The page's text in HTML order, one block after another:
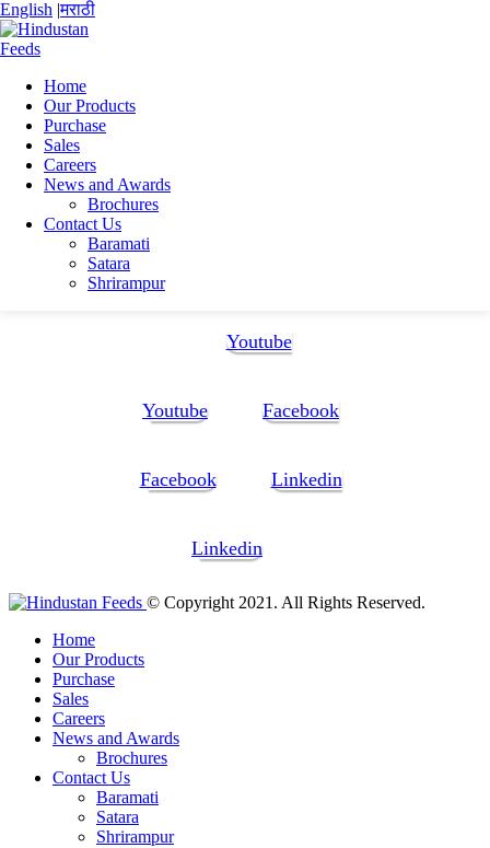
English |मराठी
Home
Our Products
Purchase
Sales
Careers
News and Awards
Brochures
Contact Us
Baramati
Satara
Shrirampur
Home
Jerry Doe
team-1
team-1
Youtube
Youtube Facebook
Facebook Linkedin
Linkedin
© Copyright 2021. All Rights Reserved.
Home
Our Products
Purchase
Sales
Careers
News and Awards
Brochures
Contact Us
Baramati
Satara
Shrirampur